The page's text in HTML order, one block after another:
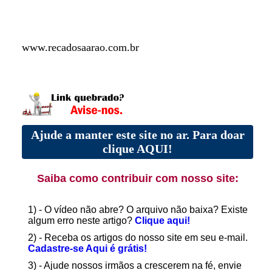
www.recadosaarao.com.br
Ajude a manter este site no ar. Para doar
clique AQUI!
Saiba como contribuir com nosso site:
1) - O vídeo não abre? O arquivo não baixa? Existe
algum erro neste artigo? Clique aqui!
2) - Receba os artigos do nosso site em seu e-mail.
Cadastre-se Aqui é grátis!
3) - Ajude nossos irmãos a crescerem na fé, envie